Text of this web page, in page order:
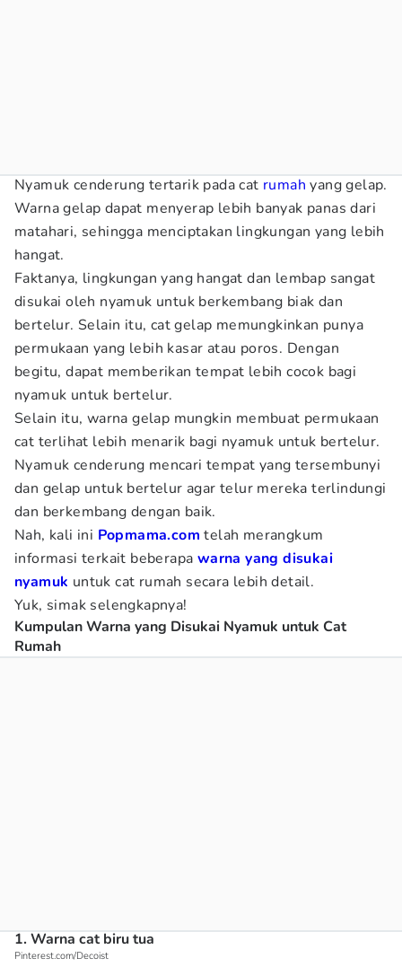
Nyamuk cenderung tertarik pada cat rumah yang gelap.
Warna gelap dapat menyerap lebih banyak panas dari
matahari, sehingga menciptakan lingkungan yang lebih
hangat.
Faktanya, lingkungan yang hangat dan lembap sangat
disukai oleh nyamuk untuk berkembang biak dan
bertelur. Selain itu, cat gelap memungkinkan punya
permukaan yang lebih kasar atau poros. Dengan
begitu, dapat memberikan tempat lebih cocok bagi
nyamuk untuk bertelur.
Selain itu, warna gelap mungkin membuat permukaan
cat terlihat lebih menarik bagi nyamuk untuk bertelur.
Nyamuk cenderung mencari tempat yang tersembunyi
dan gelap untuk bertelur agar telur mereka terlindungi
dan berkembang dengan baik.
Nah, kali ini Popmama.com telah merangkum
informasi terkait beberapa warna yang disukai
nyamuk untuk cat rumah secara lebih detail.
Yuk, simak selengkapnya!
Kumpulan Warna yang Disukai Nyamuk untuk Cat
Rumah
1. Warna cat biru tua
Pinterest.com/Decoist